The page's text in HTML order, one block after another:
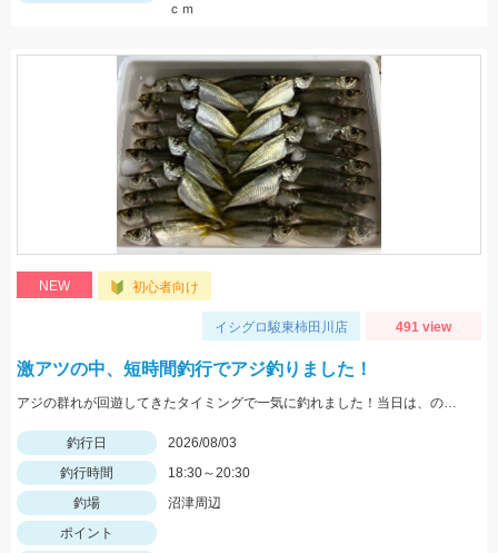
ｃｍ
NEW 初心者向け
イシグロ駿東柿田川店 491 view
激アツの中、短時間釣行でアジ釣りました！
アジの群れが回遊してきたタイミングで一気に釣れました！当日は、のべ竿と豆アジマッチ・スピード餌つけ器仕掛・生アミエビなどを使用しました。
釣行日
2026/08/03
釣行時間
18:30～20:30
釣場
沼津周辺
ポイント